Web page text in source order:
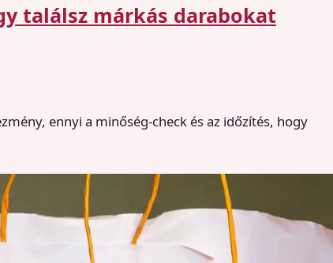
találsz márkás darabokat
ennyi a minőség-check és az időzítés, hogy